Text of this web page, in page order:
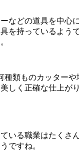
などの道具を中心
持っているよう
類ものカッター
く正確な仕上が
いる職業はたくさ
ですね。